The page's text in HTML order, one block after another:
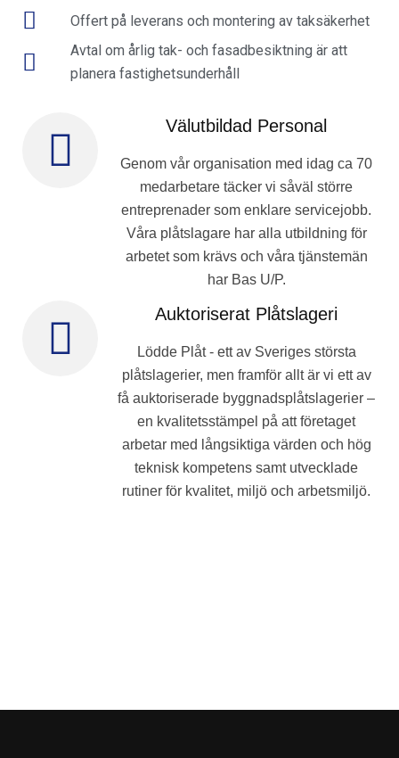
Offert på leverans och montering av taksäkerhet
Avtal om årlig tak- och fasadbesiktning är att
planera fastighetsunderhåll
Välutbildad Personal
Genom vår organisation med idag ca 70
medarbetare täcker vi såväl större
entreprenader som enklare servicejobb.
Våra plåtslagare har alla utbildning för
arbetet som krävs och våra tjänstemän
har Bas U/P.
Auktoriserat Plåtslageri
Lödde Plåt - ett av Sveriges största
plåtslagerier, men framför allt är vi ett av
få auktoriserade byggnadsplåtslagerier –
en kvalitetsstämpel på att företaget
arbetar med långsiktiga värden och hög
teknisk kompetens samt utvecklade
rutiner för kvalitet, miljö och arbetsmiljö.